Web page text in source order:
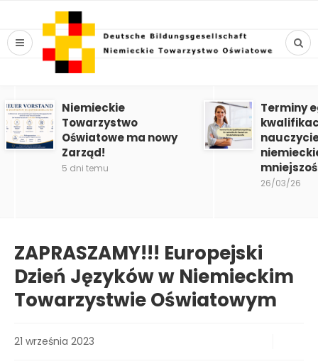
Niemieckie
Towarzystwo
Oświatowe ma nowy
Zarząd!
5 dni temu
Terminy
26/03/26
ZAPRASZAMY!!! Europejski
Dzień Języków w Niemieckim
Towarzystwie Oświatowym
21 września 2023